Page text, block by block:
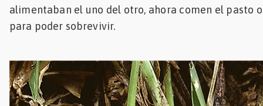
alimentaban el uno del otro, ahora comen el pasto
para poder sobrevivir.